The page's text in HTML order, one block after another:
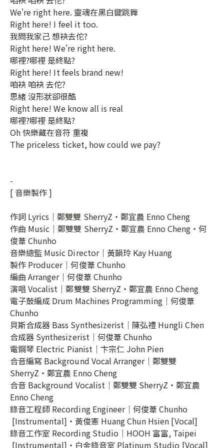
We're right here. 靈魂在黑白鍵跳舞
Right here! I feel it too.
我問我家己 想袂去佗?
Right here! We're right here.
哪裡?哪裡 是終點?
Right here! It feels brand new!
咱袂 咱袂 去佗?
思緒 沒形狀卻很酷
Right here! We know all is real
哪裡?哪裡 是終點?
Oh 快樂藏在音符 重複
The priceless ticket, how could we pay?
-
[ 音樂製作 ]
作詞 Lyrics｜鄭雙雙 SherryZ・鄭宜農 Enno Cheng
作曲 Music｜鄭雙雙 SherryZ・鄭宜農 Enno Cheng・何
俊葦 Chunho
音樂總監 Music Director｜黃韻玲 Kay Huang
製作 Producer｜何俊葦 Chunho
編曲 Arranger｜何俊葦 Chunho
演唱 Vocalist｜鄭雙雙 SherryZ・鄭宜農 Enno Cheng
電子鼓編成 Drum Machines Programming｜何俊葦
Chunho
貝斯合成器 Bass Synthesizerist｜陳弘禮 Hungli Chen
合成器 Synthesizerist｜何俊葦 Chunho
電鋼琴 Electric Pianist｜卞宗仁 John Pien
合音編寫 Background Vocal Arranger｜鄭雙雙
SherryZ・鄭宜農 Enno Cheng
合音 Background Vocalist｜鄭雙雙 SherryZ・鄭宜農
Enno Cheng
錄音工程師 Recording Engineer｜何俊葦 Chunho
[Instrumental]・黃俊憲 Huang Chun Hsien [Vocal]
錄音工作室 Recording Studio｜HOOH 富富, Taipei
[Instrumental]・白金錄音室 Platinum Studio [Vocal]